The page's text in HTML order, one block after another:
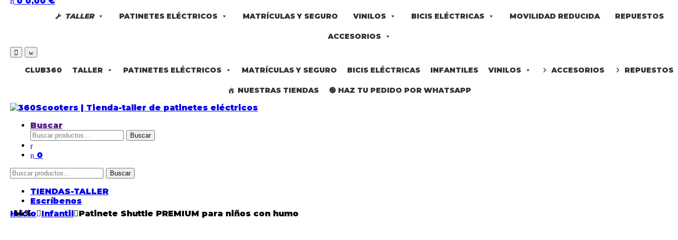
TALLER PATINETES ELÉCTRICOS MATRÍCULAS Y SEGURO VINILOS BICIS ELÉCTRICAS MOVILIDAD REDUCIDA REPUESTOS
ACCESORIOS
CLUB360 TALLER PATINETES ELÉCTRICOS MATRÍCULAS Y SEGURO BICIS ELÉCTRICAS INFANTILES VINILOS ACCESORIOS REPUESTOS
NUESTRAS TIENDAS 🟢 HAZ TU PEDIDO POR WHATSAPP
Buscar
Buscar
0
Buscar
TIENDAS-TALLER
Escríbenos
Inicio
Infantil Patinete Shuttle PREMIUM para niños con humo
-14%